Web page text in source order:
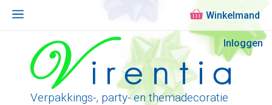
Inloggen
Verpakkings-, party- en themadecoratie
Menu